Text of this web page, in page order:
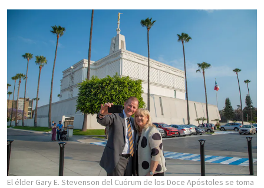
El élder Gary E. Stevenson del Cuórum de los Doce Apóstoles se toma